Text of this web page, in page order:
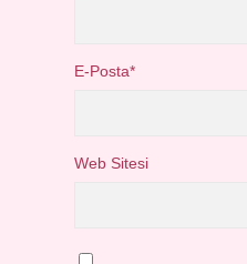
E-Posta*
Web Sitesi